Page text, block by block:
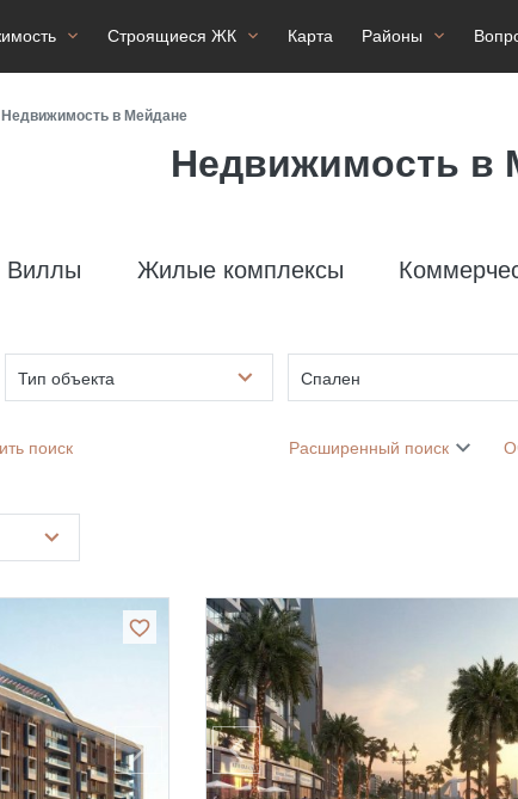
Строящиеся ЖК Карта Районы
Недвижимость в Мейдане
Недвижимость в
Виллы Жилые комплексы
Тип объекта Спален
поиск Расширенный поиск